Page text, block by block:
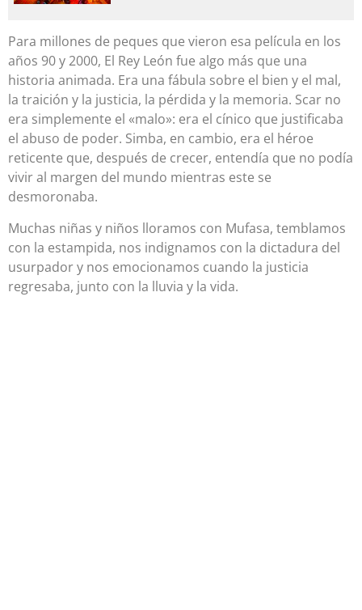
Para millones de peques que vieron esa película en los
años 90 y 2000, El Rey León fue algo más que una
historia animada. Era una fábula sobre el bien y el mal,
la traición y la justicia, la pérdida y la memoria. Scar no
era simplemente el «malo»: era el cínico que justificaba
el abuso de poder. Simba, en cambio, era el héroe
reticente que, después de crecer, entendía que no podía
vivir al margen del mundo mientras este se
desmoronaba.
Muchas niñas y niños lloramos con Mufasa, temblamos
con la estampida, nos indignamos con la dictadura del
usurpador y nos emocionamos cuando la justicia
regresaba, junto con la lluvia y la vida.